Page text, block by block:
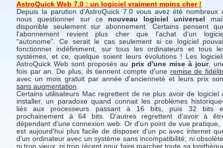
AstroQuick Web 7.0 : un logiciel vraiment moins cher !
Depuis la parution d'AstroQuick 7.0 vous avez été nombreux
nous questionner sur ce nouveau logiciel universel
disponible seulement sur abonnement. Certains pensent
l'abonnement revient plus cher que l'achat d'un
“autonome”. Ce serait le cas seulement si ce logiciel
fonctionner indéfiniment, sur tous les ordinateurs et tous
systèmes, et ce, quelque soient leurs évolutions ! Les
AstroQuick Web sont proposés au prix d'une mise à jour,
fois par an. De plus, ils tiennent compte d'une remise de
avec un mois gratuit par année d'ancienneté et leurs prix
sans augmentation.
Certains utilisateurs Mac regrettent de ne plus avoir de logiciel
installer, un paradoxe quand connait les problèmes
liés aux processeurs passant à 16 bits, puis 32 bits
prochainement à 64 bits. D'autres regrettent d'avoir à
dépendant d'une connexion web. Or d'un point de vue pratique,
est aujourd'hui plus facile de disposer d'un pc avec internet
d'un ordinateur avec un système sans incompatibilité; ni
ni trop vieux, ni trop récent pour faire marcher toute sa